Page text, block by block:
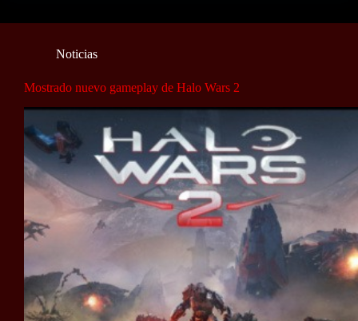
Noticias
Mostrado nuevo gameplay de Halo Wars 2